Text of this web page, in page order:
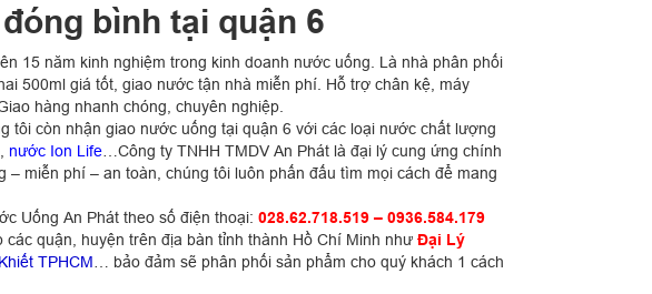
bình tại quận 6
15 năm kinh nghiệm trong kinh doanh nước uống. Là nhà phân phối
500ml giá tốt, giao nước tận nhà miễn phí. Hỗ trợ chân kệ, máy
hàng nhanh chóng, chuyên nghiệp.
tôi còn nhận giao nước uống tại quận 6 với các loại nước chất lượng
nước Ion Life…Công ty TNHH TMDV An Phát là đại lý cung ứng chính
miễn phí – an toàn, chúng tôi luôn phấn đấu tìm mọi cách để mang
Uống An Phát theo số điện thoại: 028.62.718.519 – 0936.584.179
quận, huyện trên địa bàn tỉnh thành Hồ Chí Minh như Đại Lý
TPHCM … bảo đảm sẽ phân phối sản phẩm cho quý khách 1 cách